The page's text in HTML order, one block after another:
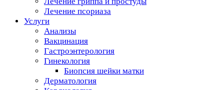
Лечение псориаза
Услуги
Анализы
Вакцинация
Гастроэнтерология
Гинекология
Биопсия шейки матки
Дерматология